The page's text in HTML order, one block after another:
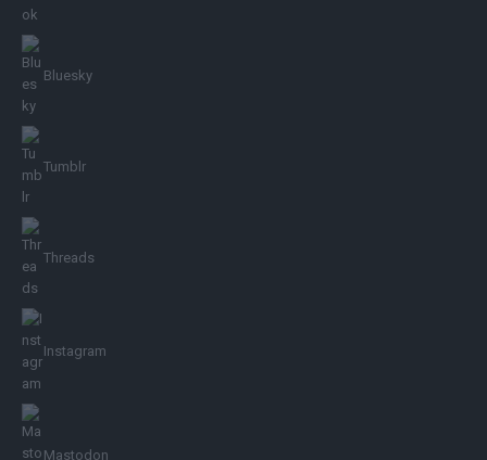
Bluesky
Tumblr
Threads
Instagram
Mastodon